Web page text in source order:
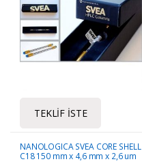
TEKLIF İSTE
NANOLOGICA SVEA CORE SHELL
C18 150 mm x 4,6 mm x 2,6 um